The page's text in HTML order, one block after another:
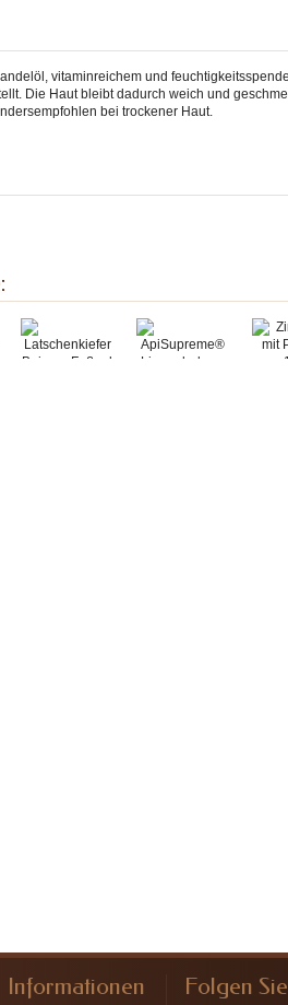
vitaminreichem und
Die Haut bleibt dadurch weich und
bei trockener Haut.
Informationen Folgen